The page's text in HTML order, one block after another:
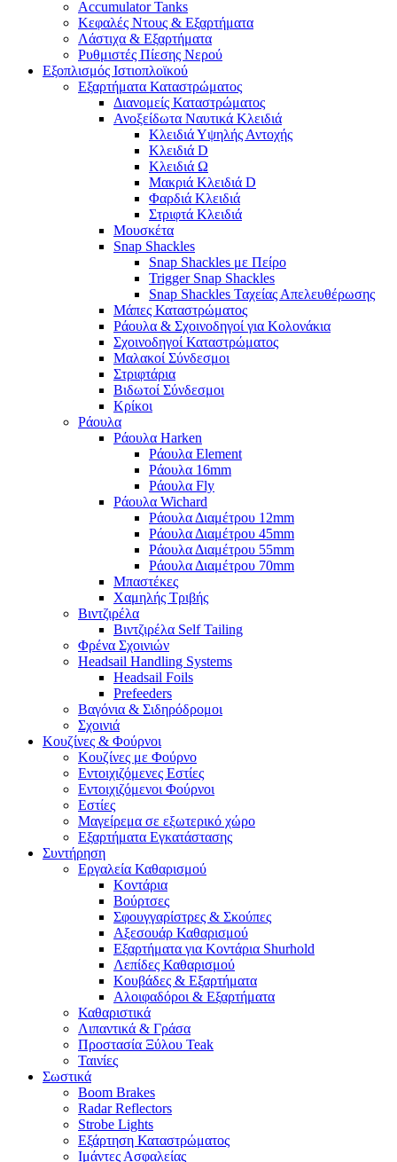
Accumulator Tanks
Κεφαλές Ντους & Εξαρτήματα
Λάστιχα & Εξαρτήματα
Ρυθμιστές Πίεσης Νερού
Εξοπλισμός Ιστιοπλοϊκού
Εξαρτήματα Καταστρώματος
Διανομείς Καταστρώματος
Ανοξείδωτα Ναυτικά Κλειδιά
Κλειδιά Υψηλής Αντοχής
Κλειδιά D
Κλειδιά Ω
Μακριά Κλειδιά D
Φαρδιά Κλειδιά
Στριφτά Κλειδιά
Μουσκέτα
Snap Shackles
Snap Shackles με Πείρο
Trigger Snap Shackles
Snap Shackles Ταχείας Απελευθέρωσης
Μάπες Καταστρώματος
Ράουλα & Σχοινοδηγοί για Κολονάκια
Σχοινοδηγοί Καταστρώματος
Μαλακοί Σύνδεσμοι
Στριφτάρια
Βιδωτοί Σύνδεσμοι
Κρίκοι
Ράουλα
Ράουλα Harken
Ράουλα Element
Ράουλα 16mm
Ράουλα Fly
Ράουλα Wichard
Ράουλα Διαμέτρου 12mm
Ράουλα Διαμέτρου 45mm
Ράουλα Διαμέτρου 55mm
Ράουλα Διαμέτρου 70mm
Μπαστέκες
Χαμηλής Τριβής
Βιντζιρέλα
Βιντζιρέλα Self Tailing
Φρένα Σχοινιών
Headsail Handling Systems
Headsail Foils
Prefeeders
Βαγόνια & Σιδηρόδρομοι
Σχοινιά
Κουζίνες & Φούρνοι
Κουζίνες με Φούρνο
Εντοιχιζόμενες Εστίες
Εντοιχιζόμενοι Φούρνοι
Εστίες
Μαγείρεμα σε εξωτερικό χώρο
Εξαρτήματα Εγκατάστασης
Συντήρηση
Εργαλεία Καθαρισμού
Κοντάρια
Βούρτσες
Σφουγγαρίστρες & Σκούπες
Αξεσουάρ Καθαρισμού
Εξαρτήματα για Κοντάρια Shurhold
Λεπίδες Καθαρισμού
Κουβάδες & Εξαρτήματα
Αλοιφαδόροι & Εξαρτήματα
Καθαριστικά
Λιπαντικά & Γράσα
Προστασία Ξύλου Teak
Ταινίες
Σωστικά
Boom Brakes
Radar Reflectors
Strobe Lights
Εξάρτηση Καταστρώματος
Ιμάντες Ασφαλείας